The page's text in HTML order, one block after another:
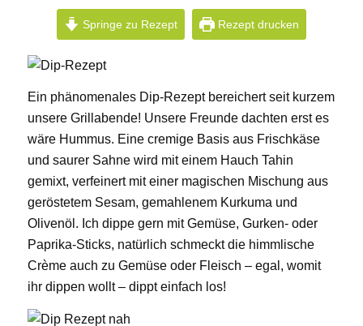
Springe zu Rezept Rezept drucken
Ein phänomenales Dip-Rezept bereichert seit kurzem
unsere Grillabende! Unsere Freunde dachten erst es
wäre Hummus. Eine cremige Basis aus Frischkäse
und saurer Sahne wird mit einem Hauch Tahin
gemixt, verfeinert mit einer magischen Mischung aus
geröstetem Sesam, gemahlenem Kurkuma und
Olivenöl. Ich dippe gern mit Gemüse, Gurken- oder
Paprika-Sticks, natürlich schmeckt die himmlische
Crème auch zu Gemüse oder Fleisch – egal, womit
ihr dippen wollt – dippt einfach los!